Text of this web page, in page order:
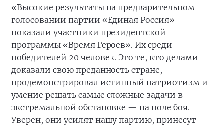
«Высокие результаты на предварительном
голосовании партии «Единая Россия»
показали участники президентской
программы «Время Героев». Их среди
победителей 20 человек. Это те, кто делами
доказали свою преданность стране,
продемонстрировал истинный патриотизм и
умение решать самые сложные задачи в
экстремальной обстановке — на поле боя.
Уверен, они усилят нашу партию, принесут